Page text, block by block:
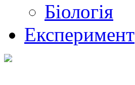
Біологія
Експеримент